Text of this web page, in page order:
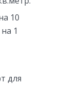
10
1
для